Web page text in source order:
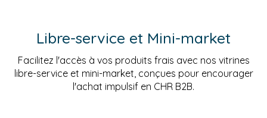
Libre-service et Mini-market
Facilitez l'accès à vos produits frais avec nos vitrines
libre-service et mini-market, conçues pour encourager
l'achat impulsif en CHR B2B.